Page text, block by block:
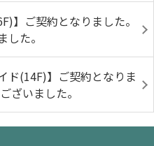
】ご契約となりました。
た。
ド(14F)】ご契約となりま
ざいました。